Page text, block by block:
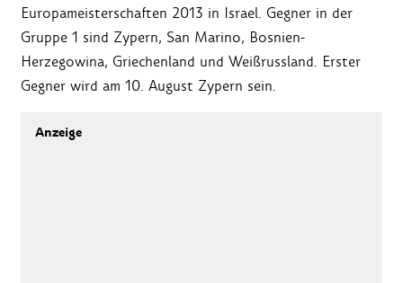
Europameisterschaften 2013 in Israel. Gegner in der
Gruppe 1 sind Zypern, San Marino, Bosnien-
Herzegowina, Griechenland und Weißrussland. Erster
Gegner wird am 10. August Zypern sein.